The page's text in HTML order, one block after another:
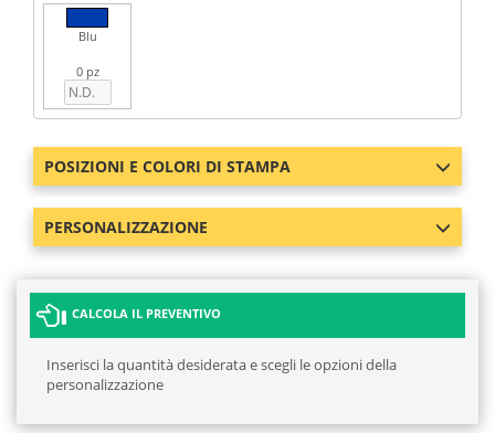
Blu
0 pz
POSIZIONI E COLORI DI STAMPA
PERSONALIZZAZIONE
CALCOLA IL PREVENTIVO
Inserisci la quantità desiderata e scegli le opzioni della
personalizzazione